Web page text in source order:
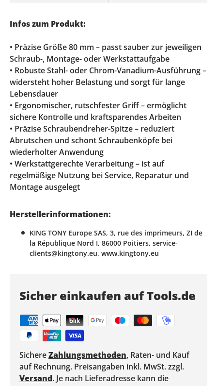
Infos zum Produkt:
• Präzise Größe 80 mm – passt sauber zur jeweiligen
Schraub-, Montage- oder Werkstattaufgabe
• Robuste Stahl- oder Chrom-Vanadium-Ausführung –
widersteht hoher Belastung und sorgt für lange
Lebensdauer
• Ergonomischer, rutschfester Griff – ermöglicht
sichere Kontrolle und kraftsparendes Arbeiten
• Präzise Schraubendreher-Spitze – reduziert
Abrutschen und schont Schraubenköpfe bei
wiederholter Anwendung
• Werkstattgerechte Verarbeitung – ist auf
regelmäßige Nutzung bei Service, Reparatur und
Montage ausgelegt
Herstellerinformationen:
KING TONY Europe SAS, 3, rue des imprimeurs, ZI de
la République Nord I, 86000 Poitiers, service-
clients@kingtony.eu, www.kingtony.eu
Sicher einkaufen auf Tools.de
SichereZahlungsmethoden, Raten- und Kauf
auf Rechnung. Preisangaben inkl. MwSt. zzgl.
Versand. Je nach Lieferadresse kann die